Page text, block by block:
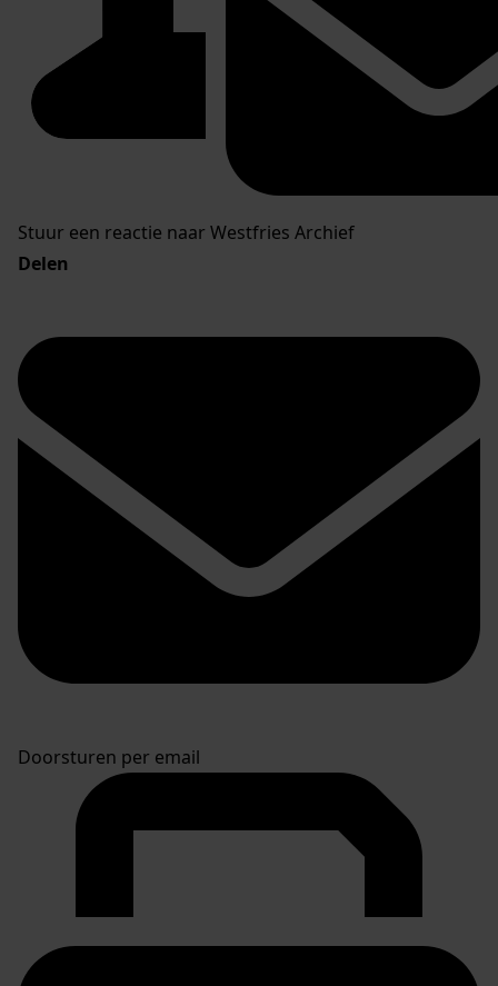
Stuur een reactie naar Westfries Archief
Delen
Doorsturen per email